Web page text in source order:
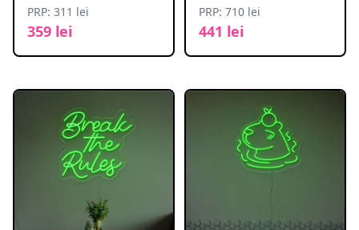
PRP: 311 lei
359 lei
PRP: 710 lei
441 lei